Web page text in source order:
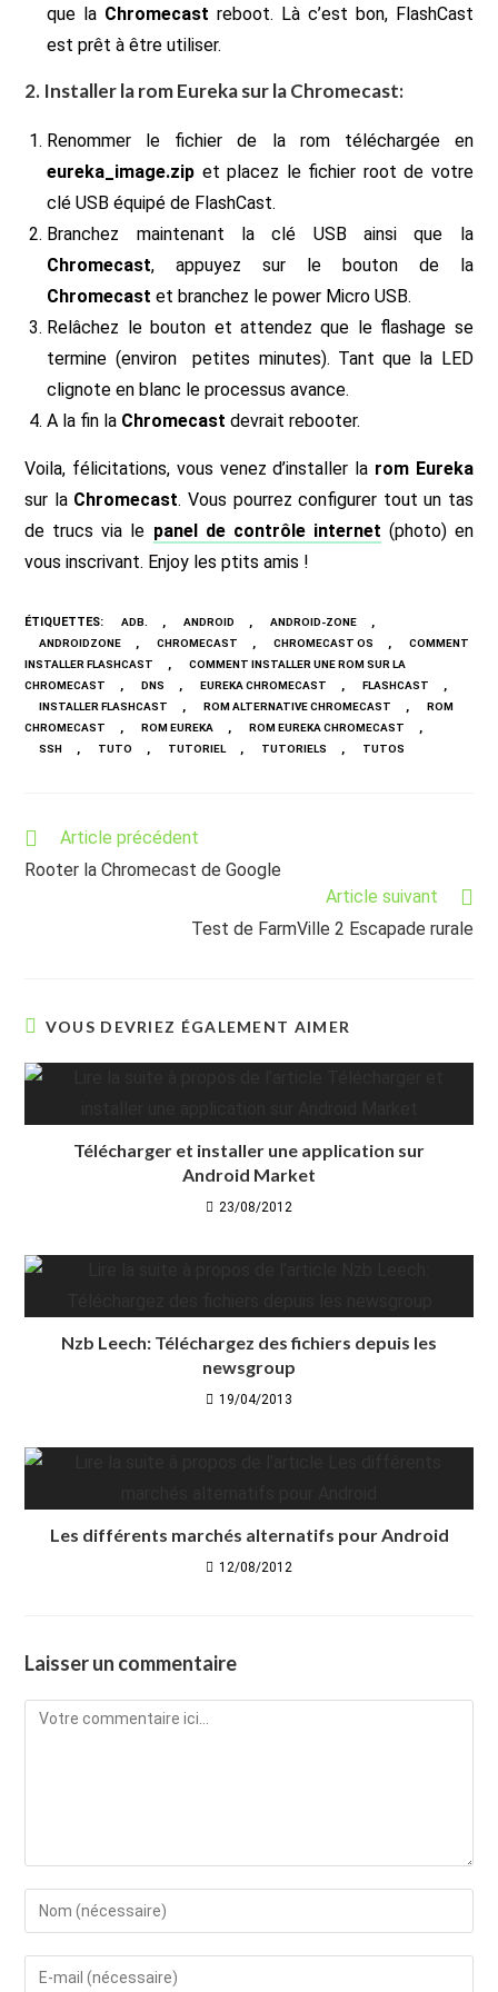
que la Chromecast reboot. Là c’est bon, FlashCast
est prêt à être utiliser.
2. Installer la rom Eureka sur la Chromecast:
Renommer le fichier de la rom téléchargée en
eureka_image.zip et placez le fichier root de votre
clé USB équipé de FlashCast.
Branchez maintenant la clé USB ainsi que la
Chromecast, appuyez sur le bouton de la
Chromecast et branchez le power Micro USB.
Relâchez le bouton et attendez que le flashage se
termine (environ petites minutes). Tant que la LED
clignote en blanc le processus avance.
A la fin la Chromecast devrait rebooter.
Voila, félicitations, vous venez d’installer la rom Eureka
sur la Chromecast. Vous pourrez configurer tout un tas
de trucs via le panel de contrôle internet (photo) en
vous inscrivant. Enjoy les ptits amis !
ÉTIQUETTES: ADB. , ANDROID , ANDROID-ZONE ,
ANDROIDZONE , CHROMECAST , CHROMECAST OS ,
COMMENT
INSTALLER FLASHCAST
,
COMMENT INSTALLER UNE ROM SUR LA
CHROMECAST
, DNS , EUREKA CHROMECAST , FLASHCAST ,
INSTALLER FLASHCAST , ROM ALTERNATIVE CHROMECAST ,
ROM
CHROMECAST
, ROM EUREKA , ROM EUREKA CHROMECAST ,
SSH , TUTO , TUTORIEL , TUTORIELS , TUTOS
Read
articles
Article précédent
Rooter la Chromecast de Google
Article suivant
Test de FarmVille 2 Escapade rurale
VOUS DEVRIEZ ÉGALEMENT AIMER
Télécharger et installer une application sur
Android Market
23/08/2012
Nzb Leech: Téléchargez des fichiers depuis les
newsgroup
19/04/2013
Les différents marchés alternatifs pour Android
12/08/2012
Laisser un commentaire
Comment
Enter
your
name
Enter